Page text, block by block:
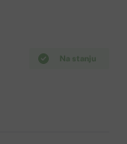
Na stanju